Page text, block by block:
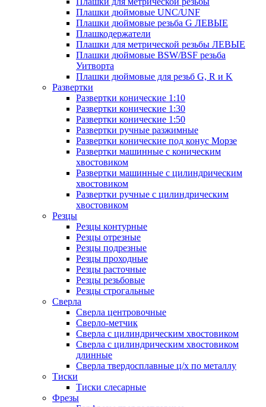
Плашки дюймовые UNC/UNF
Плашки дюймовые резьба G ЛЕВЫЕ
Плашкодержатели
Плашки для метрической резьбы ЛЕВЫЕ
Плашки дюймовые BSW/BSF резьба
Уитворта
Плашки дюймовые для резьб G, R и K
Развертки
Развертки конические 1:10
Развертки конические 1:30
Развертки конические 1:50
Развертки ручные разжимные
Развертки конические под конус Морзе
Развертки машинные с коническим
хвостовиком
Развертки машинные с цилиндрическим
хвостовиком
Развертки ручные с цилиндрическим
хвостовиком
Резцы
Резцы контурные
Резцы отрезные
Резцы подрезные
Резцы проходные
Резцы расточные
Резцы резьбовые
Резцы строгальные
Сверла
Сверла центровочные
Сверло-метчик
Сверла с цилиндрическим хвостовиком
Сверла с цилиндрическим хвостовиком
длинные
Сверла твердосплавные ц/х по металлу
Тиски
Тиски слесарные
Фрезы